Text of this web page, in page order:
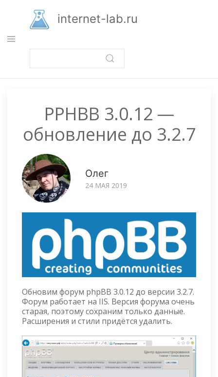
основному
содержанию
internet-lab.ru
PPHBB 3.0.12 —
обновление до 3.2.7
Олег
24 МАЯ 2019
Обновим форум phpBB 3.0.12 до версии 3.2.7.
Форум работает на IIS. Версия форума очень
старая, поэтому сохраним только данные.
Расширения и стили придётся удалить.